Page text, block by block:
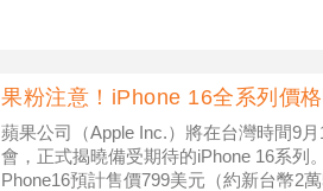
果粉注意！iPhone 16全系列價
蘋果公司（Apple Inc.）將在台灣時間9
會，正式揭曉備受期待的iPhone 16系列
Phone16預計售價799美元（約新台幣2